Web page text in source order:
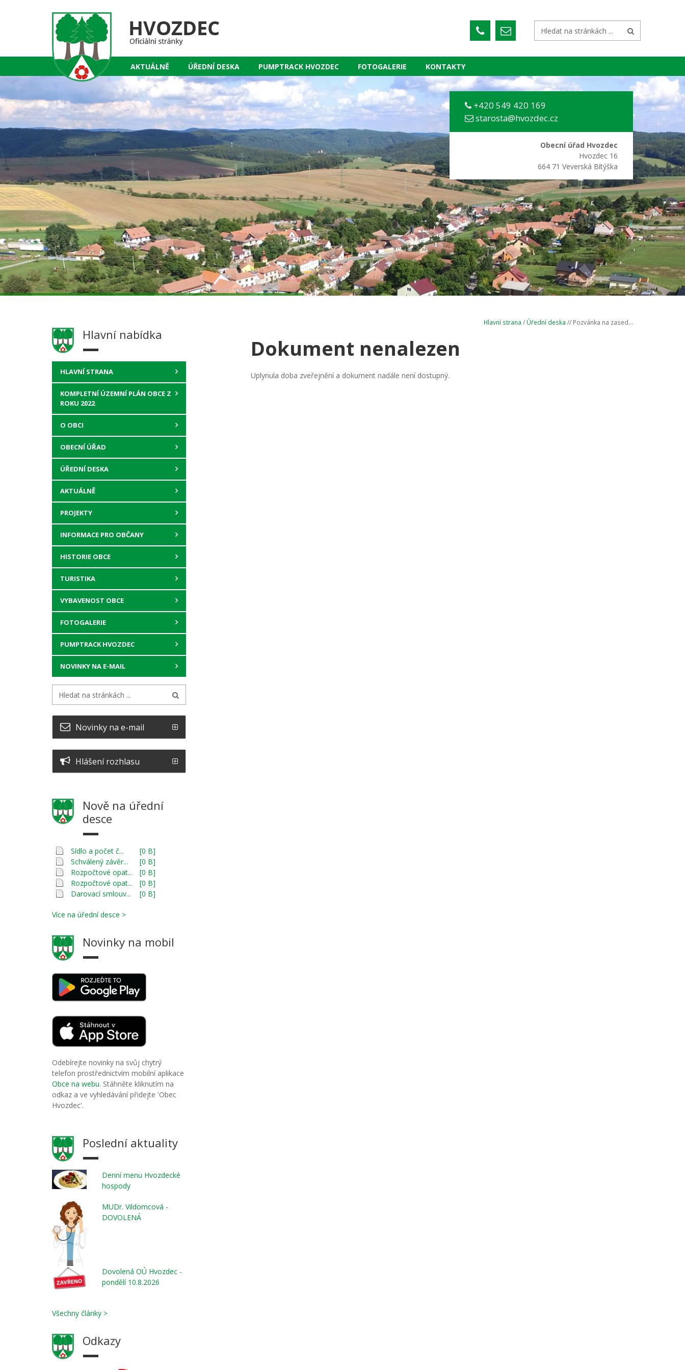
AKTUÁLNĚ ÚŘEDNÍ DESKA PUMPTRACK HVOZDEC FOTOGALERIE KONTAKTY
+420 549 420 169
starosta@hvozdec.cz
Obecní úřad Hvozdec
Hvozdec 16
664 71 Veverská Bítýška
Hlavní nabídka
HLAVNÍ STRANA
KOMPLETNÍ ÚZEMNÍ PLÁN OBCE Z
ROKU 2022
O OBCI
OBECNÍ ÚŘAD
ÚŘEDNÍ DESKA
AKTUÁLNĚ
PROJEKTY
INFORMACE PRO OBČANY
HISTORIE OBCE
TURISTIKA
VYBAVENOST OBCE
FOTOGALERIE
PUMPTRACK HVOZDEC
NOVINKY NA E-MAIL
Novinky na e-mail
Hlášení rozhlasu
Nově na úřední
desce
Sídlo a počet č...
[0 B]
Schválený závěr...
[0 B]
Rozpočtové opat...
[0 B]
Rozpočtové opat...
[0 B]
Darovací smlouv...
[0 B]
Více na úřední desce >
Novinky na mobil
Odebírejte novinky na svůj chytrý
telefon prostřednictvím mobilní aplikace
Obce na webu. Stáhněte kliknutím na
odkaz a ve vyhledávání přidejte 'Obec
Hvozdec'.
Poslední aktuality
Denní menu Hvozdecké
hospody
MUDr. Vildomcová -
DOVOLENÁ
Dovolená OÚ Hvozdec -
pondělí 10.8.2026
Všechny články >
Odkazy
Hlavní strana / Úřední deska // Pozvánka na zased...
Dokument nenalezen
Uplynula doba zveřejnění a dokument nadále není dostupný.